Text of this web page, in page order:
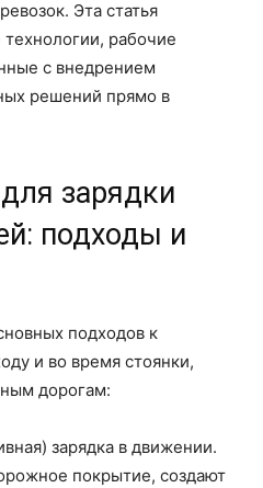
Эта статья
рабочие
с внедрением
решений прямо в
зарядки
подходы и
подходов к
и во время стоянки,
дорогам:
зарядка в движении.
покрытие, создают